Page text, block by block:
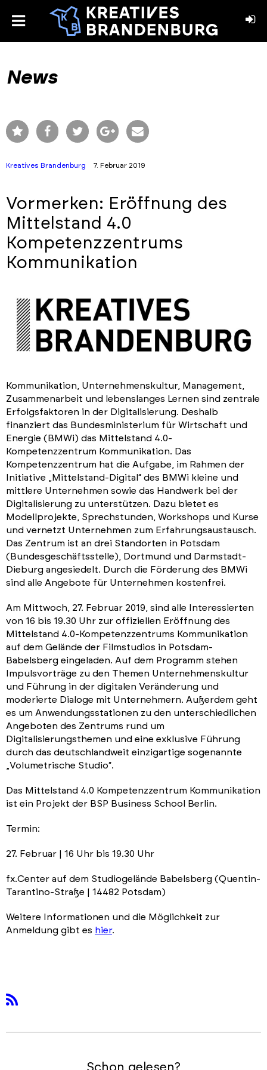
toggle
News
Kreatives Brandenburg 7. Februar 2019
Vormerken: Eröffnung des
Mittelstand 4.0
Kompetenzzentrums
Kommunikation
Kommunikation, Unternehmenskultur, Management,
Zusammenarbeit und lebenslanges Lernen sind zentrale
Erfolgsfaktoren in der Digitalisierung. Deshalb
finanziert das Bundesministerium für Wirtschaft und
Energie (BMWi) das Mittelstand 4.0-
Kompetenzzentrum Kommunikation. Das
Kompetenzzentrum hat die Aufgabe, im Rahmen der
Initiative „Mittelstand-Digital“ des BMWi kleine und
mittlere Unternehmen sowie das Handwerk bei der
Digitalisierung zu unterstützen. Dazu bietet es
Modellprojekte, Sprechstunden, Workshops und Kurse
und vernetzt Unternehmen zum Erfahrungsaustausch.
Das Zentrum ist an drei Standorten in Potsdam
(Bundesgeschäftsstelle), Dortmund und Darmstadt-
Dieburg angesiedelt. Durch die Förderung des BMWi
sind alle Angebote für Unternehmen kostenfrei.
Am Mittwoch, 27. Februar 2019, sind alle Interessierten
von 16 bis 19.30 Uhr zur offiziellen Eröffnung des
Mittelstand 4.0-Kompetenzzentrums Kommunikation
auf dem Gelände der Filmstudios in Potsdam-
Babelsberg eingeladen. Auf dem Programm stehen
Impulsvorträge zu den Themen Unternehmenskultur
und Führung in der digitalen Veränderung und
moderierte Dialoge mit Unternehmern. Außerdem geht
es um Anwendungsstationen zu den unterschiedlichen
Angeboten des Zentrums rund um
Digitalisierungsthemen und eine exklusive Führung
durch das deutschlandweit einzigartige sogenannte
„Volumetrische Studio“.
Das Mittelstand 4.0 Kompetenzzentrum Kommunikation
ist ein Projekt der BSP Business School Berlin.
Termin:
27. Februar | 16 Uhr bis 19.30 Uhr
fx.Center auf dem Studiogelände Babelsberg (Quentin-
Tarantino-Straße | 14482 Potsdam)
Weitere Informationen und die Möglichkeit zur
Anmeldung gibt es hier.